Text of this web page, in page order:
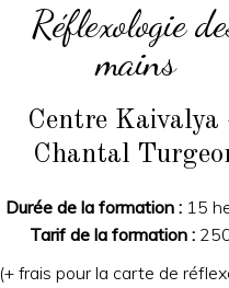
Réflexologie
mains
Centre Kaivalya
Chantal
Durée de la formation : 15
Tarif de la formation :
(+ frais pour la carte de